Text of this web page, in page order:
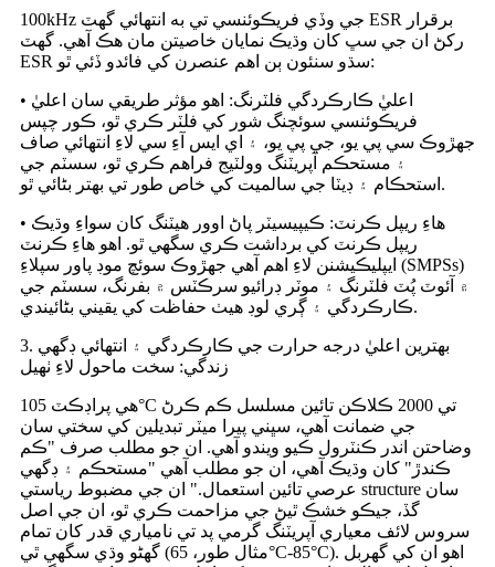
100kHz جي وڏي فريڪوئنسي تي به انتهائي گهٽ ESR برقرار
رکڻ ان جي سڀ کان وڌيڪ نمايان خاصيتن مان هڪ آهي. گهٽ
ESR سڌو سنئون ٻن اهم عنصرن کي فائدو ڏئي ٿو:
• اعليٰ ڪارڪردگي فلٽرنگ: اهو مؤثر طريقي سان اعليٰ
فريڪوئنسي سوئچنگ شور کي فلٽر ڪري ٿو، ڪور چپس
جهڙوڪ سي پي يو، جي پي يو، ۽ اي ايس آءِ سي لاءِ انتهائي صاف
۽ مستحڪم آپريٽنگ وولٽيج فراهم ڪري ٿو، سسٽم جي
استحڪام ۽ ڊيٽا جي سالميت کي خاص طور تي بهتر بڻائي ٿو.
• هاءِ ريپل ڪرنٽ: ڪيپيسيٽر پاڻ اوور هيٽنگ کان سواءِ وڌيڪ
ريپل ڪرنٽ کي برداشت ڪري سگهي ٿو. اهو هاءِ ڪرنٽ
ايپليڪيشنن لاءِ اهم آهي جهڙوڪ سوئچ موڊ پاور سپلاءِ (SMPSs)
۾ آئوٽ پُٽ فلٽرنگ ۽ موٽر ڊرائيو سرڪٽس ۾ بفرنگ، سسٽم جي
ڪارڪردگي ۽ ڳري لوڊ هيٺ حفاظت کي يقيني بڻائيندي.
3. بهترين اعليٰ درجه حرارت جي ڪارڪردگي ۽ انتهائي ڊگهي
زندگي: سخت ماحول لاءِ ٺهيل
هي پراڊڪٽ 105°C تي 2000 ڪلاڪن تائين مسلسل ڪم ڪرڻ
جي ضمانت آهي، سڀني پيرا ميٽر تبديلين کي سختي سان
وضاحتن اندر ڪنٽرول ڪيو ويندو آهي. ان جو مطلب صرف "ڪم
ڪندڙ" کان وڌيڪ آهي، ان جو مطلب آهي "مستحڪم ۽ ڊگهي
عرصي تائين استعمال." ان جي مضبوط رياستي structure سان
گڏ، جيڪو خشڪ ٿيڻ جي مزاحمت ڪري ٿو، ان جي اصل
سروس لائف معياري آپريٽنگ گرمي پد تي نامياري قدر کان تمام
گهڻو وڌي سگهي ٿي (مثال طور، 65°C-85°C). اهو ان کي گهربل